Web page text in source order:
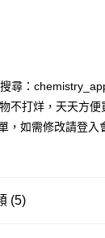
尋：
不打烊，天天方便
，如需修改請登
(5)